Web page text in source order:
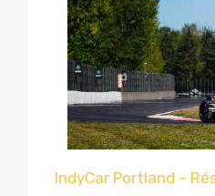
IndyCar Portland –